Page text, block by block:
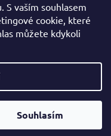
S vaším souhlasem
cookie, které
můžete kdykoli
Souhlasím
vyhrazena.Upravit